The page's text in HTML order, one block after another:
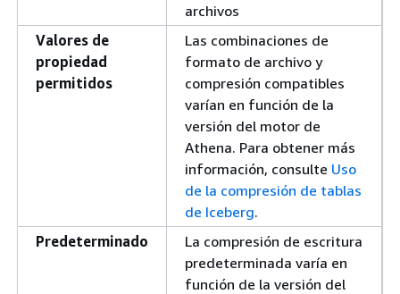
archivos
Valores de
propiedad
permitidos
Las combinaciones de
formato de archivo y
compresión compatibles
varían en función de la
versión del motor de
Athena. Para obtener más
información, consulte Uso
de la compresión de tablas
de Iceberg.
Predeterminado
La compresión de escritura
predeterminada varía en
función de la versión del